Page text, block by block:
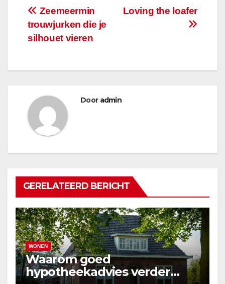
Bericht
navigatie
Loving the loafer
Zeemeermin
trouwjurken die je
silhouet vieren
Door admin
GERELATEERD BERICHT
WONEN
Waarom goed
hypotheekadvies verder